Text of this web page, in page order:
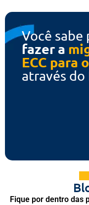
Você sabe
fazer a
ECC para
através do
Fique por dentro das